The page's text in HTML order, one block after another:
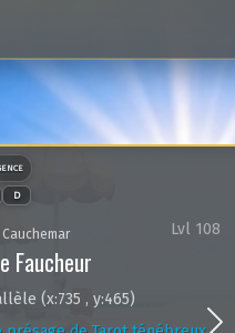
D
Faucheur
Lvl 108
(x:735 , y:465)